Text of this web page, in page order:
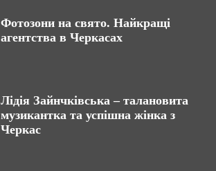
Фотозони на свято. Найкращі
агентства в Черкасах
Лідія Зайнчківська – талановита
музикантка та успішна жінка з
Черкас